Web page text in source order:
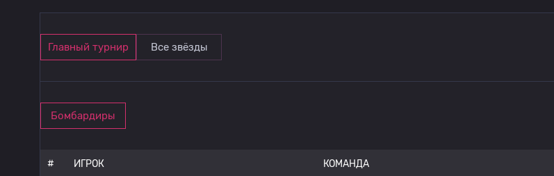
Главный турнир Все звёзды
Бомбардиры
# ИГРОК КОМАНДА